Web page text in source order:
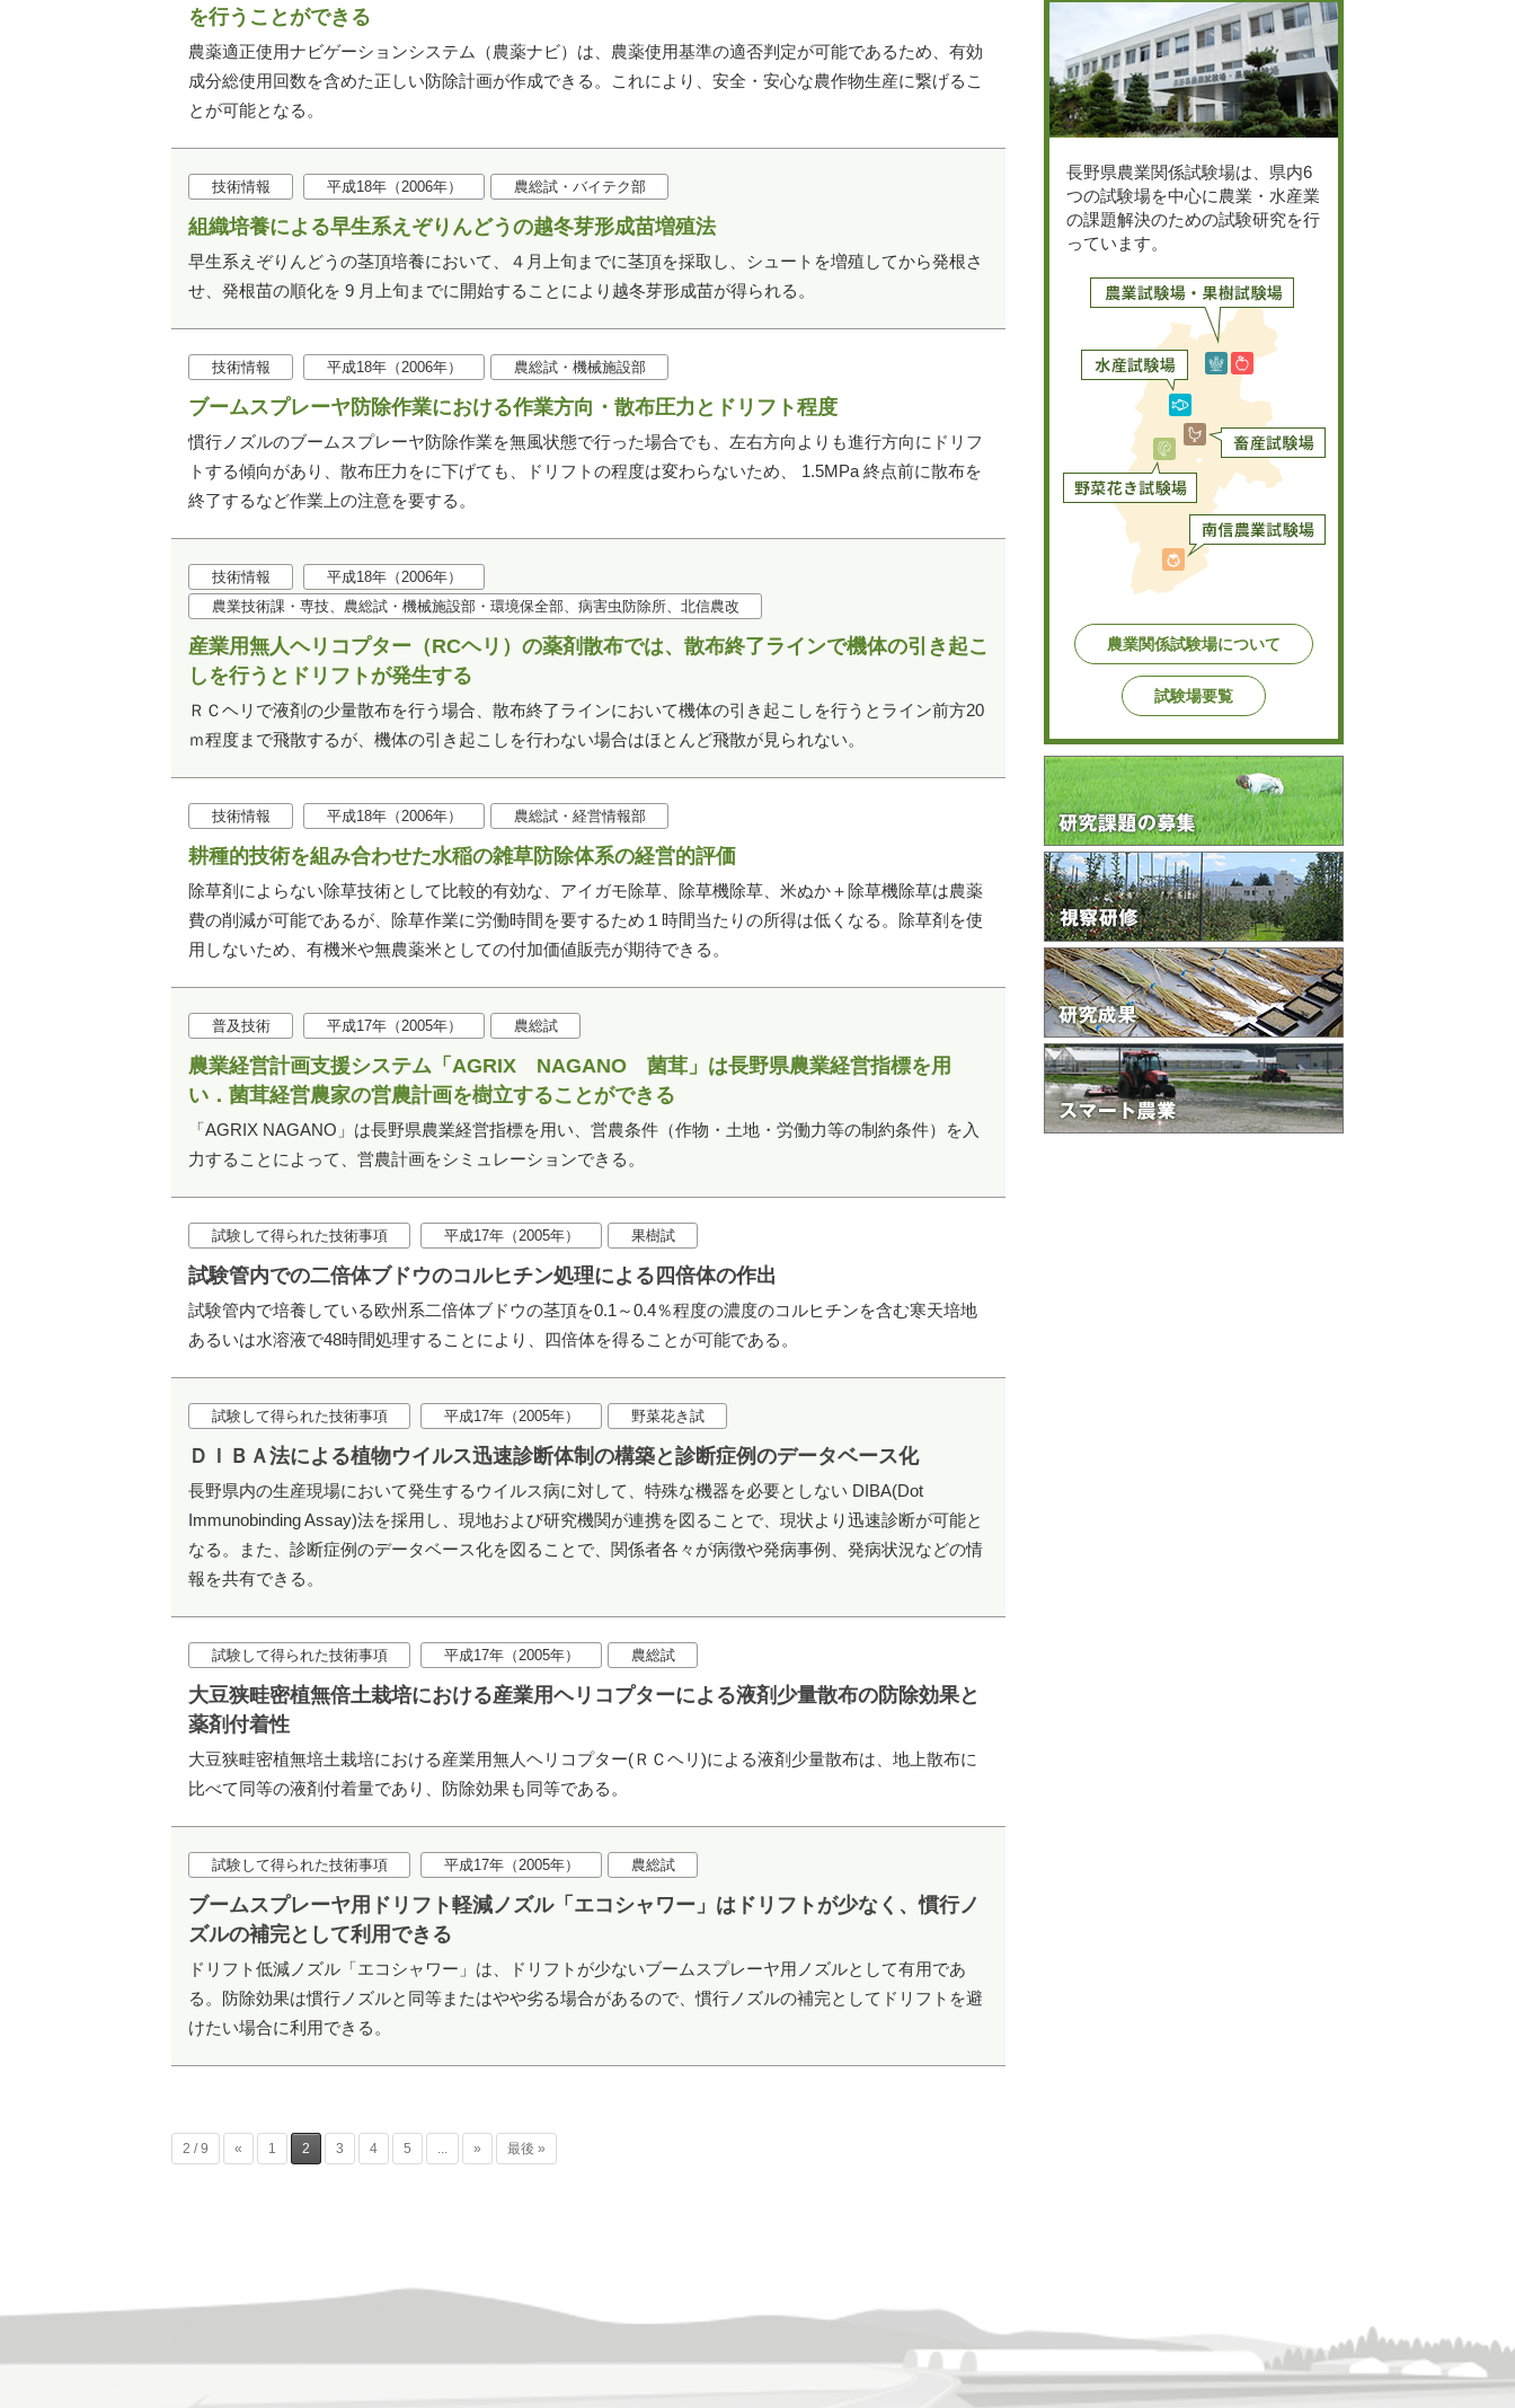
を行うことができる
農薬適正使用ナビゲーションシステム（農薬ナビ）は、農薬使用基準の適否判定が可能であるため、有効
成分総使用回数を含めた正しい防除計画が作成できる。これにより、安全・安心な農作物生産に繋げるこ
とが可能となる。
技術情報 平成18年（2006年） 農総試・バイテク部
組織培養による早生系えぞりんどうの越冬芽形成苗増殖法
早生系えぞりんどうの茎頂培養において、４月上旬までに茎頂を採取し、シュートを増殖してから発根さ
せ、発根苗の順化を 9 月上旬までに開始することにより越冬芽形成苗が得られる。
技術情報 平成18年（2006年） 農総試・機械施設部
ブームスプレーヤ防除作業における作業方向・散布圧力とドリフト程度
慣行ノズルのブームスプレーヤ防除作業を無風状態で行った場合でも、左右方向よりも進行方向にドリフ
トする傾向があり、散布圧力をに下げても、ドリフトの程度は変わらないため、 1.5MPa 終点前に散布を
終了するなど作業上の注意を要する。
技術情報
平成18年（2006年）
農業技術課・専技、農総試・機械施設部・環境保全部、病害虫防除所、北信農改
産業用無人ヘリコプター（RCヘリ）の薬剤散布では、散布終了ラインで機体の引き起こ
しを行うとドリフトが発生する
ＲＣヘリで液剤の少量散布を行う場合、散布終了ラインにおいて機体の引き起こしを行うとライン前方20
ｍ程度まで飛散するが、機体の引き起こしを行わない場合はほとんど飛散が見られない。
技術情報 平成18年（2006年） 農総試・経営情報部
耕種的技術を組み合わせた水稲の雑草防除体系の経営的評価
除草剤によらない除草技術として比較的有効な、アイガモ除草、除草機除草、米ぬか＋除草機除草は農薬
費の削減が可能であるが、除草作業に労働時間を要するため１時間当たりの所得は低くなる。除草剤を使
用しないため、有機米や無農薬米としての付加価値販売が期待できる。
普及技術 平成17年（2005年） 農総試
農業経営計画支援システム「AGRIX NAGANO 菌茸」は長野県農業経営指標を用
い．菌茸経営農家の営農計画を樹立することができる
「AGRIX NAGANO」は長野県農業経営指標を用い、営農条件（作物・土地・労働力等の制約条件）を入
力することによって、営農計画をシミュレーションできる。
試験して得られた技術事項 平成17年（2005年） 果樹試
試験管内での二倍体ブドウのコルヒチン処理による四倍体の作出
試験管内で培養している欧州系二倍体ブドウの茎頂を0.1～0.4％程度の濃度のコルヒチンを含む寒天培地
あるいは水溶液で48時間処理することにより、四倍体を得ることが可能である。
試験して得られた技術事項 平成17年（2005年） 野菜花き試
ＤＩＢＡ法による植物ウイルス迅速診断体制の構築と診断症例のデータベース化
長野県内の生産現場において発生するウイルス病に対して、特殊な機器を必要としない DIBA(Dot
Immunobinding Assay)法を採用し、現地および研究機関が連携を図ることで、現状より迅速診断が可能と
なる。また、診断症例のデータベース化を図ることで、関係者各々が病徴や発病事例、発病状況などの情
報を共有できる。
試験して得られた技術事項 平成17年（2005年） 農総試
大豆狭畦密植無倍土栽培における産業用ヘリコプターによる液剤少量散布の防除効果と
薬剤付着性
大豆狭畦密植無培土栽培における産業用無人ヘリコプター(ＲＣヘリ)による液剤少量散布は、地上散布に
比べて同等の液剤付着量であり、防除効果も同等である。
試験して得られた技術事項 平成17年（2005年） 農総試
ブームスプレーヤ用ドリフト軽減ノズル「エコシャワー」はドリフトが少なく、慣行ノ
ズルの補完として利用できる
ドリフト低減ノズル「エコシャワー」は、ドリフトが少ないブームスプレーヤ用ノズルとして有用であ
る。防除効果は慣行ノズルと同等またはやや劣る場合があるので、慣行ノズルの補完としてドリフトを避
けたい場合に利用できる。
2 / 9 « 1 2 3 4 5 ... » 最後 »
長野県農業関係試験場は、県内6
つの試験場を中心に農業・水産業
の課題解決のための試験研究を行
っています。
農業関係試験場について
試験場要覧